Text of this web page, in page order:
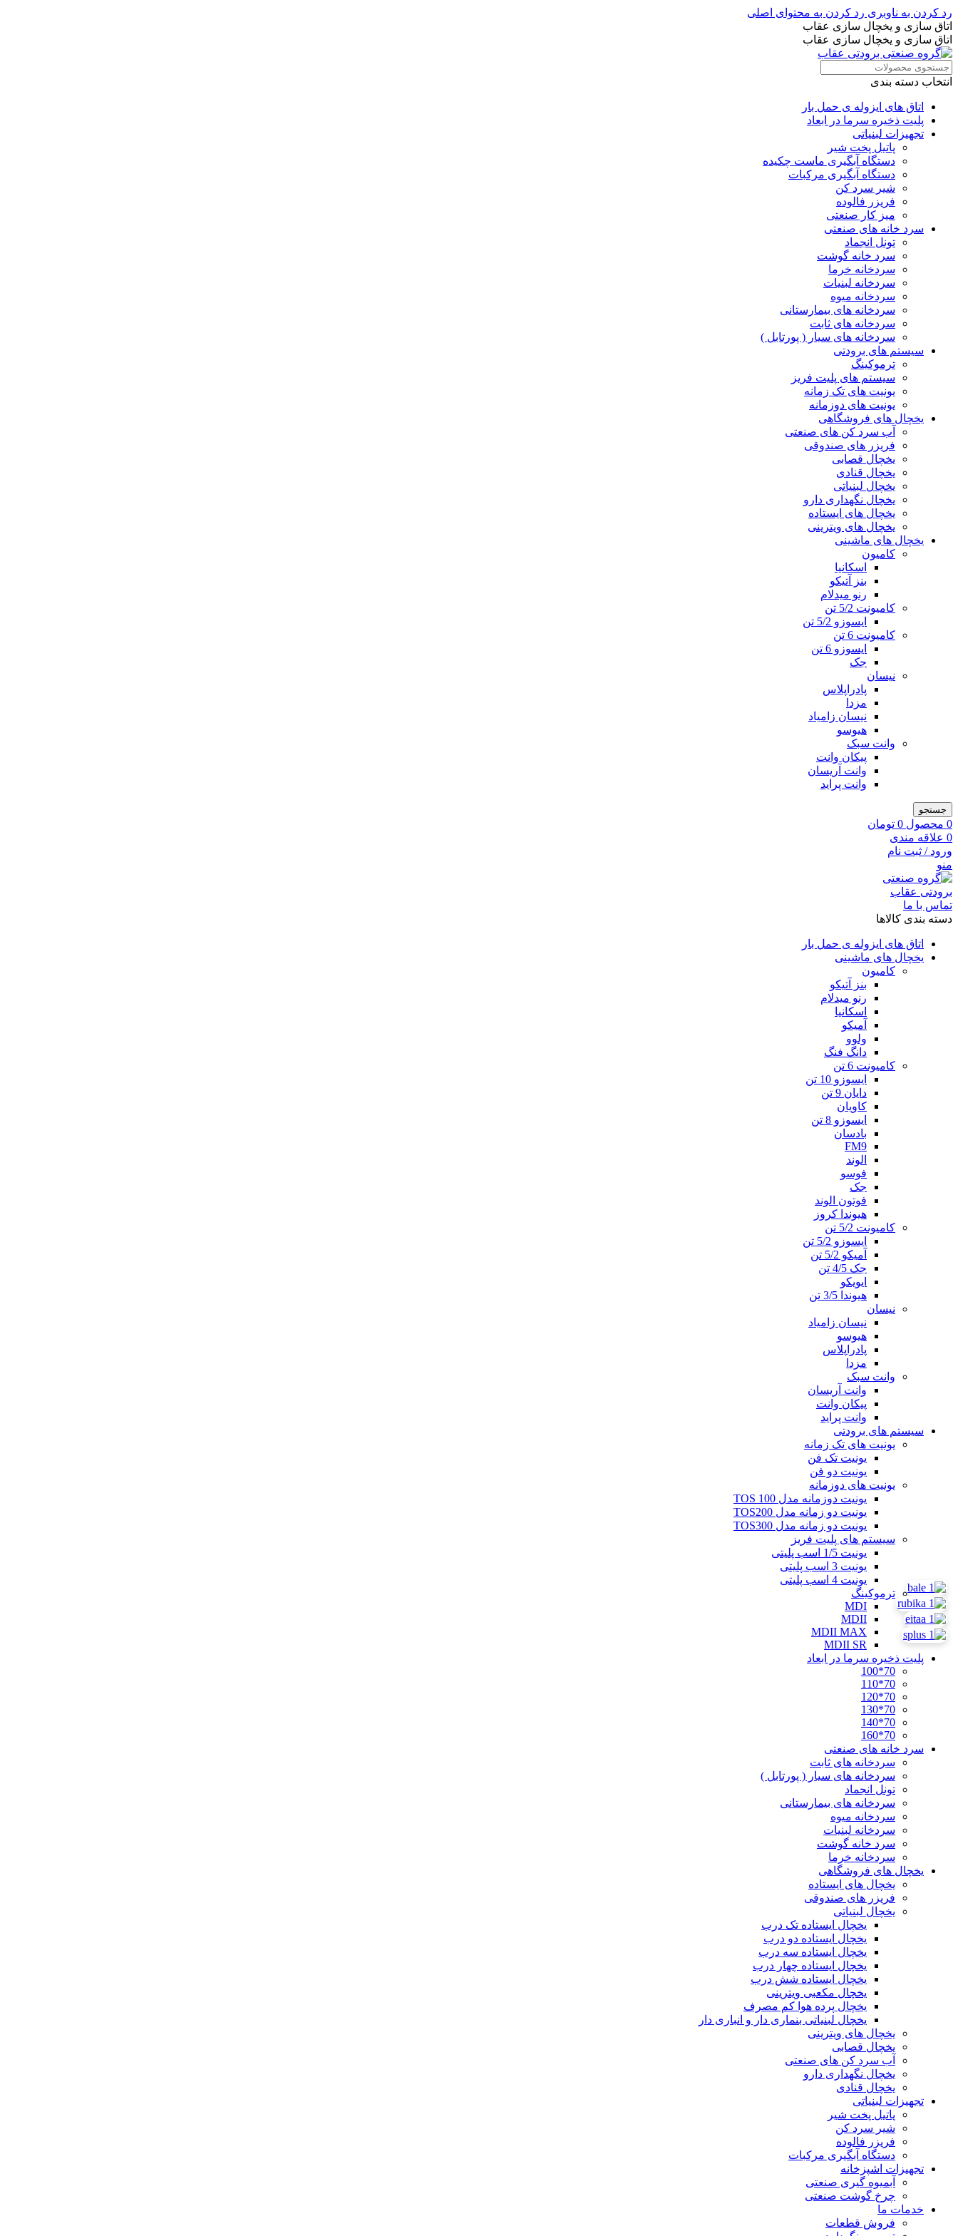
رد کردن به ناوبری رد کردن به محتوای اصلی
اتاق سازی و یخچال سازی عقاب
اتاق سازی و یخچال سازی عقاب
انتخاب دسته بندی
اتاق های ایزوله ی حمل بار
پلیت ذخیره سرما در ابعاد
تجهیزات لبنیاتی
پاتیل پخت شیر
دستگاه آبگیری ماست چکیده
دستگاه آبگیری مرکبات
شیر سرد کن
فریزر فالوده
میز کار صنعتی
سرد خانه های صنعتی
تونل انجماد
سرد خانه گوشت
سردخانه خرما
سردخانه لبنیات
سردخانه میوه
سردخانه های بیمارستانی
سردخانه های ثابت
سردخانه های سیار ( پورتابل )
سیستم های برودتی
ترموکینگ
سیستم های پلیت فریز
یونیت های تک زمانه
یونیت های دوزمانه
یخچال های فروشگاهی
آب سرد کن های صنعتی
فریزر های صندوقی
یخچال قصابی
یخچال قنادی
یخچال لبنیاتی
یخچال نگهداری دارو
یخچال های ایستاده
یخچال های ویترینی
یخچال های ماشینی
کامیون
اسکانیا
بنز آتیکو
رنو میدلام
کامیونت 5/2 تن
ایسوزو 5/2 تن
کامیونت 6 تن
ایسوزو 6 تن
جک
نیسان
پادراپلاس
مزدا
نیسان زامیاد
هیوسو
وانت سبک
پیکان وانت
وانت آریسان
وانت پراید
جستجو
0 محصول 0 تومان
0 علاقه مندی
ورود / ثبت نام
منو
تماس با ما
دسته بندی کالاها
اتاق های ایزوله ی حمل بار
یخچال های ماشینی
کامیون
بنز آتیکو
رنو میدلام
اسکانیا
آمیکو
ولوو
دانگ فنگ
کامیونت 6 تن
ایسوزو 10 تن
دایان 9 تن
کاویان
ایسوزو 8 تن
بادسان
FM9
الوند
فوسو
جک
فوتون الوند
هیوندا کروز
کامیونت 5/2 تن
ایسوزو 5/2 تن
آمیکو 5/2 تن
جک 4/5 تن
ایویکو
هیوندا 3/5 تن
نیسان
نیسان زامیاد
هیوسو
پادراپلاس
مزدا
وانت سبک
وانت آریسان
پیکان وانت
وانت پراید
سیستم های برودتی
یونیت های تک زمانه
یونیت تک فن
یونیت دو فن
یونیت های دوزمانه
یونیت دوزمانه مدل TOS 100
یونیت دو زمانه مدل TOS200
یونیت دو زمانه مدل TOS300
سیستم های پلیت فریز
یونیت 1/5 اسب پلیتی
یونیت 3 اسب پلیتی
یونیت 4 اسب پلیتی
ترموکینگ
MDI
MDII
MDII MAX
MDII SR
پلیت ذخیره سرما در ابعاد
70*100
70*110
70*120
70*130
70*140
70*160
سرد خانه های صنعتی
سردخانه های ثابت
سردخانه های سیار ( پورتابل )
تونل انجماد
سردخانه های بیمارستانی
سردخانه میوه
سردخانه لبنیات
سرد خانه گوشت
سردخانه خرما
یخچال های فروشگاهی
یخچال های ایستاده
فریزر های صندوقی
یخچال لبنیاتی
یخچال ایستاده تک درب
یخچال ایستاده دو درب
یخچال ایستاده سه درب
یخچال ایستاده چهار درب
یخچال ایستاده شش درب
یخچال مکعبی ویترینی
یخچال پرده هوا کم مصرف
یخچال لبنیاتی بنماری دار و انباری دار
یخچال های ویترینی
یخچال قصابی
آب سرد کن های صنعتی
یخچال نگهداری دارو
یخچال قنادی
تجهیزات لبنیاتی
پاتیل پخت شیر
شیر سرد کن
فریزر فالوده
دستگاه آبگیری مرکبات
تجهیزات اشپزخانه
آبمیوه گیری صنعتی
چرخ گوشت صنعتی
خدمات ما
فروش قطعات